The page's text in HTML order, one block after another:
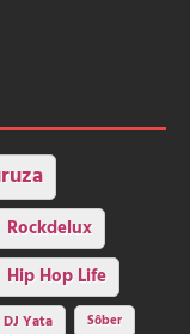
Rockdelux
Hip Hop Life
DJ Yata
Sôber